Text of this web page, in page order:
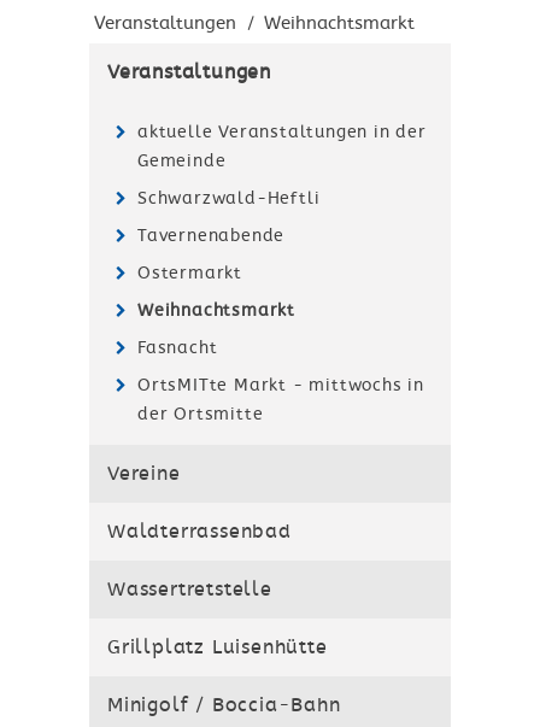
Veranstaltungen / Weihnachtsmarkt
Veranstaltungen
aktuelle Veranstaltungen in der
Gemeinde
Schwarzwald-Heftli
Tavernenabende
Ostermarkt
Weihnachtsmarkt
Fasnacht
OrtsMITte Markt - mittwochs in
der Ortsmitte
Vereine
Waldterrassenbad
Wassertretstelle
Grillplatz Luisenhütte
Minigolf / Boccia-Bahn